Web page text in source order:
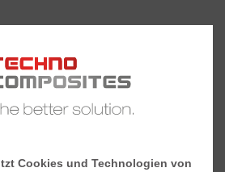
10³mm^4
35,7
Cookies und Technologien von